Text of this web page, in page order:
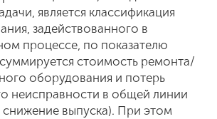
является классификация
задействованного в
процессе, по показателю
стоимость ремонта/
оборудования и потерь
неисправности в общей линии
снижение выпуска). При этом